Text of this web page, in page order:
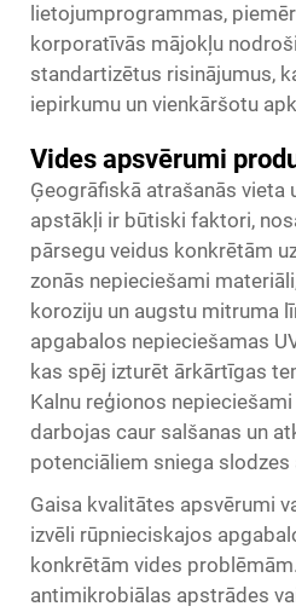
lietojumprogrammas,
korporatīvās mājokļu
standartizētus risinājumus,
iepirkumu un vienkāršotu
Vides apsvērumi
Ģeogrāfiskā atrašanās vieta
apstākļi ir būtiski faktori,
pārsegu veidus konkrētām
zonās nepieciešami
koroziju un augstu mitruma
apgabalos nepieciešamas
kas spēj izturēt ārkārtīgas
Kalnu reģionos
darbojas caur salšanas un
potenciāliem sniega
Gaisa kvalitātes apsvērumi
izvēli rūpnieciskajos
konkrētām vides
antimikrobiālas apstrādes